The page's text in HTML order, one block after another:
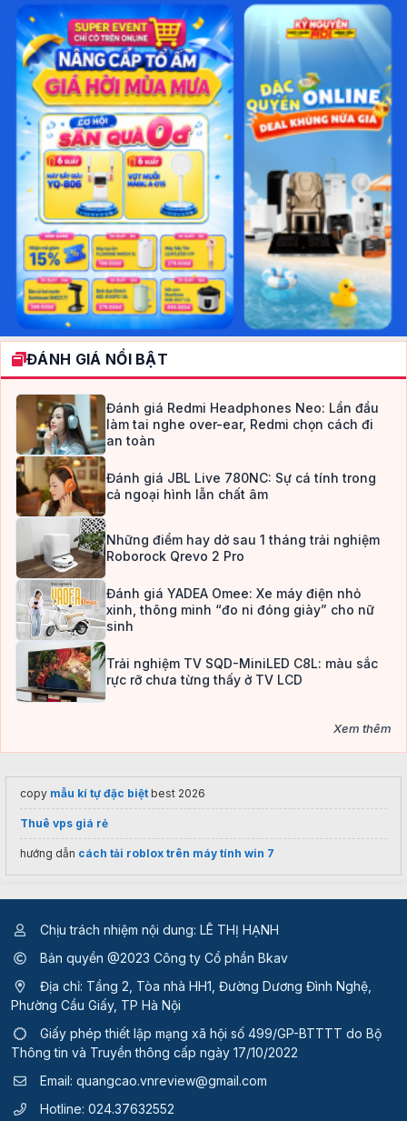
ĐÁNH GIÁ NỔI BẬT
Đánh giá Redmi Headphones Neo: Lần đầu
làm tai nghe over-ear, Redmi chọn cách đi
an toàn
Đánh giá JBL Live 780NC: Sự cá tính trong
cả ngoại hình lẫn chất âm
Những điểm hay dở sau 1 tháng trải nghiệm
Roborock Qrevo 2 Pro
Đánh giá YADEA Omee: Xe máy điện nhỏ
xinh, thông minh “đo ni đóng giày” cho nữ
sinh
Trải nghiệm TV SQD-MiniLED C8L: màu sắc
rực rỡ chưa từng thấy ở TV LCD
Xem thêm
copy mẫu kí tự đặc biệt best 2026
Thuê vps giá rẻ
hướng dẫn cách tải roblox trên máy tính win 7
Chịu trách nhiệm nội dung: LÊ THỊ HẠNH
Bản quyền @2023 Công ty Cổ phần Bkav
Địa chỉ: Tầng 2, Tòa nhà HH1, Đường Dương Đình Nghệ,
Phường Cầu Giấy, TP Hà Nội
Giấy phép thiết lập mạng xã hội số 499/GP-BTTTT do Bộ
Thông tin và Truyền thông cấp ngày 17/10/2022
Email: quangcao.vnreview@gmail.com
Hotline: 024.37632552